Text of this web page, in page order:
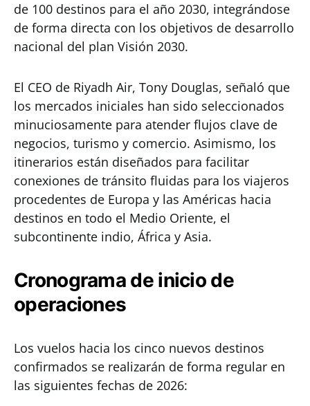
de 100 destinos para el año 2030, integrándose
de forma directa con los objetivos de desarrollo
nacional del plan Visión 2030.
El CEO de Riyadh Air, Tony Douglas, señaló que
los mercados iniciales han sido seleccionados
minuciosamente para atender flujos clave de
negocios, turismo y comercio. Asimismo, los
itinerarios están diseñados para facilitar
conexiones de tránsito fluidas para los viajeros
procedentes de Europa y las Américas hacia
destinos en todo el Medio Oriente, el
subcontinente indio, África y Asia.
Cronograma de inicio de
operaciones
Los vuelos hacia los cinco nuevos destinos
confirmados se realizarán de forma regular en
las siguientes fechas de 2026: